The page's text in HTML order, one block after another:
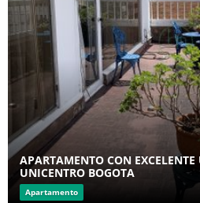
APARTAMENTO CON
UNICENTRO BOGOTA
Apartamento